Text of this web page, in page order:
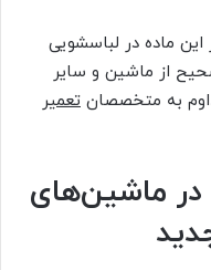
ماده در لباسشویی
از ماشین و سایر
به متخصصان تعمیر
ماشین‌های